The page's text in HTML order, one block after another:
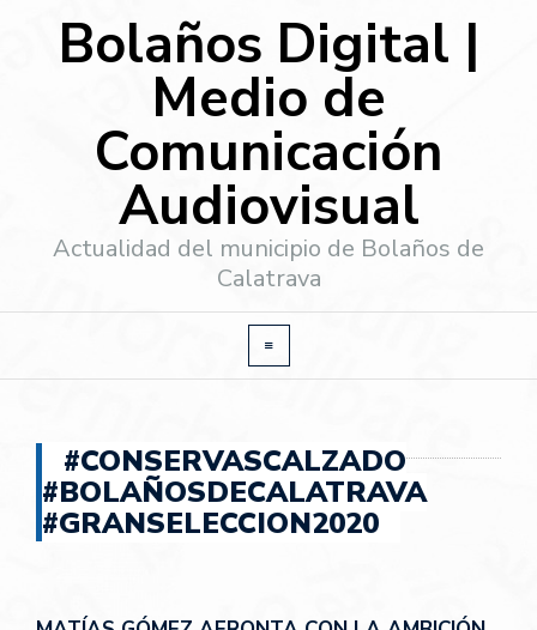
Bolaños Digital |
Medio de
Comunicación
Audiovisual
Actualidad del municipio de Bolaños de
Calatrava
#CONSERVASCALZADO
#BOLAÑOSDECALATRAVA
#GRANSELECCION2020